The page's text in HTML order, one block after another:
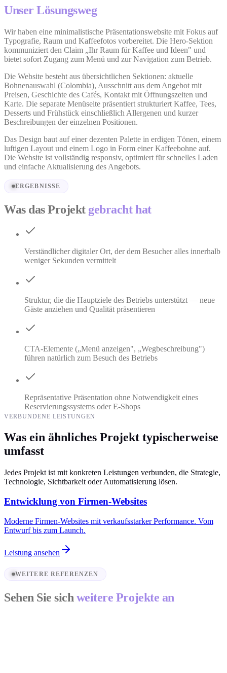
Unser Lösungsweg
Wir haben eine minimalistische Präsentationswebsite mit Fokus auf
Typografie, Raum und Kaffeefotos vorbereitet. Die Hero-Sektion
kommuniziert den Claim „Ihr Raum für Kaffee und Ideen" und
bietet sofort Zugang zum Menü und zur Navigation zum Betrieb.
Die Website besteht aus übersichtlichen Sektionen: aktuelle
Bohnenauswahl (Colombia), Ausschnitt aus dem Angebot mit
Preisen, Geschichte des Cafés, Kontakt mit Öffnungszeiten und
Karte. Die separate Menüseite präsentiert strukturiert Kaffee, Tees,
Desserts und Frühstück einschließlich Allergenen und kurzer
Beschreibungen der einzelnen Positionen.
Das Design baut auf einer dezenten Palette in erdigen Tönen, einem
luftigen Layout und einem Logo in Form einer Kaffeebohne auf.
Die Website ist vollständig responsiv, optimiert für schnelles Laden
und einfache Aktualisierung des Angebots.
ERGEBNISSE
Was das Projekt gebracht hat
Verständlicher digitaler Ort, der dem Besucher alles innerhalb
weniger Sekunden vermittelt
Struktur, die die Hauptziele des Betriebs unterstützt — neue
Gäste anziehen und Qualität präsentieren
CTA-Elemente („Menü anzeigen", „Wegbeschreibung")
führen natürlich zum Besuch des Betriebs
Repräsentative Präsentation ohne Notwendigkeit eines
Reservierungssystems oder E-Shops
VERBUNDENE LEISTUNGEN
Was ein ähnliches Projekt typischerweise
umfasst
Jedes Projekt ist mit konkreten Leistungen verbunden, die Strategie,
Technologie, Sichtbarkeit oder Automatisierung lösen.
Entwicklung von Firmen-Websites
Moderne Firmen-Websites mit verkaufsstarker Performance. Vom
Entwurf bis zum Launch.
Leistung ansehen
WEITERE REFERENZEN
Sehen Sie sich weitere Projekte an